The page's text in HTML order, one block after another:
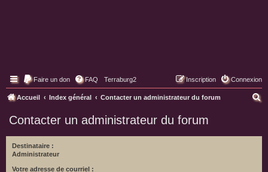
Pages web de Terraburg
Faire un don FAQ Terraburg2 Connexion
Inscription
Accueil Index général Contacter un administrateur du forum
Contacter un administrateur du forum
Destinataire :
Administrateur
Votre adresse de courriel :